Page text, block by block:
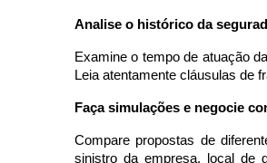
Analise o histórico da
Examine o tempo de atuação
Leia atentamente cláusulas de
Faça simulações e negocie
Compare propostas de
sinistro da empresa, local de